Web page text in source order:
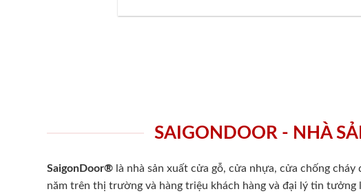
SAIGONDOOR - NHÀ
SaigonDoor® là nhà sản xuất cửa gỗ, cửa nhựa, cửa chống cháy
năm trên thị trường và hàng triệu khách hàng và đại lý tin tưởng